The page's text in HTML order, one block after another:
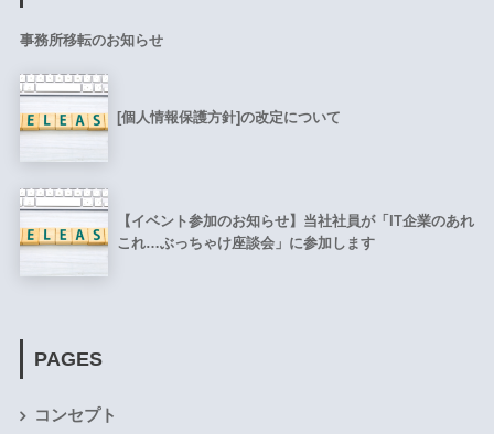
事務所移転のお知らせ
[個人情報保護方針]の改定について
【イベント参加のお知らせ】当社社員が「IT企業のあれ
これ…ぶっちゃけ座談会」に参加します
PAGES
コンセプト